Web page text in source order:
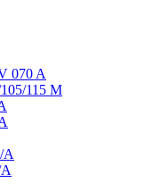
070 A
115 M
A